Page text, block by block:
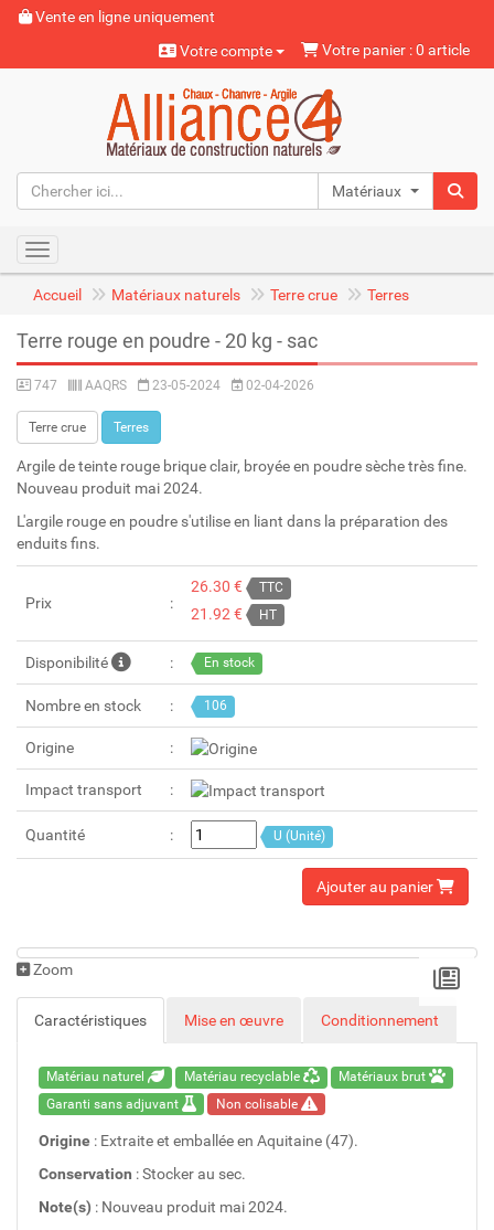
Vente en ligne uniquement
Votre compte
Votre panier : 0 article
Matériaux naturels
Toggle navigation
Accueil Matériaux naturels Terre crue Terres
Terre rouge en poudre - 20 kg - sac
747 AAQRS 23-05-2024 02-04-2026
Terre crue Terres
Argile de teinte rouge brique clair, broyée en poudre sèche très fine.
Nouveau produit mai 2024.
L'argile rouge en poudre s'utilise en liant dans la préparation des
enduits fins.
Prix
26.30 € TTC
21.92 € HT
Disponibilité En stock
Nombre en stock 106
Origine
Impact transport
Quantité U (Unité)
Ajouter au panier
Zoom
Caractéristiques Mise en œuvre Conditionnement
Matériau naturel Matériau recyclable
Matériaux brut
Garanti sans adjuvant
Non colisable
Origine : Extraite et emballée en Aquitaine (47).
Conservation : Stocker au sec.
Note(s) : Nouveau produit mai 2024.